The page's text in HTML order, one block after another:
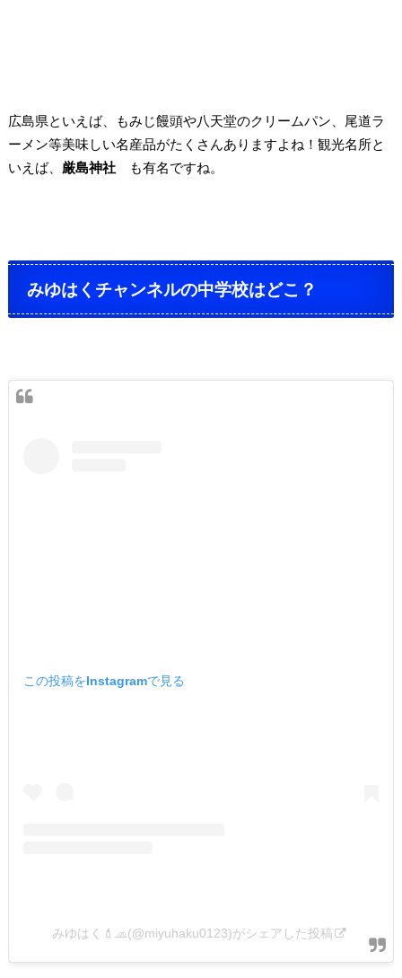
広島県といえば、もみじ饅頭や八天堂のクリームパン、
尾道ラ
ーメン等美味しい名産品がたくさんありますよね！ 観光名所と
いえば、 厳島神社 も有名ですね。
みゆはくチャンネルの中学校はどこ？
この投稿をInstagramで見る
みゆはく💄🧢(@miyuhaku0123)がシェアした投稿